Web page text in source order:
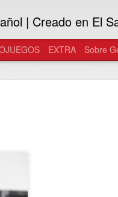
| Creado en El
EXTRA Sobre
a las gafas